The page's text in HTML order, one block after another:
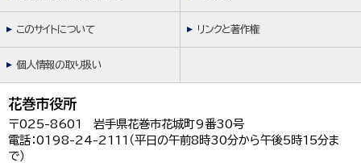
このサイトについて リンクと著作権
個人情報の取り扱い
花巻市役所
〒025-8601 岩手県花巻市花城町9番30号
電話：0198-24-2111（平日の午前8時30分から午後5時15分ま
で）